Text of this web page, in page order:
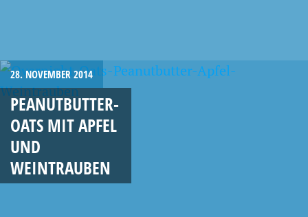
28. NOVEMBER 2014
PEANUTBUTTER-
OATS MIT APFEL
UND
WEINTRAUBEN